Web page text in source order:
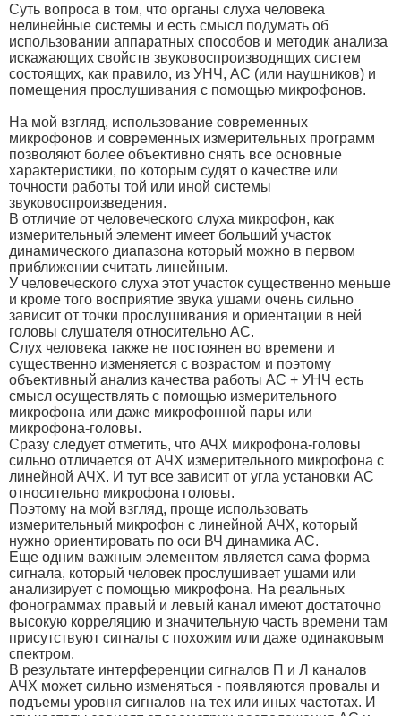
Суть вопроса в том, что органы слуха человека
нелинейные системы и есть смысл подумать об
использовании аппаратных способов и методик анализа
искажающих свойств звуковоспроизводящих систем
состоящих, как правило, из УНЧ, АС (или наушников) и
помещения прослушивания с помощью микрофонов.
На мой взгляд, использование современных
микрофонов и современных измерительных программ
позволяют более объективно снять все основные
характеристики, по которым судят о качестве или
точности работы той или иной системы
звуковоспроизведения.
В отличие от человеческого слуха микрофон, как
измерительный элемент имеет больший участок
динамического диапазона который можно в первом
приближении считать линейным.
У человеческого слуха этот участок существенно меньше
и кроме того восприятие звука ушами очень сильно
зависит от точки прослушивания и ориентации в ней
головы слушателя относительно АС.
Слух человека также не постоянен во времени и
существенно изменяется с возрастом и поэтому
объективный анализ качества работы АС + УНЧ есть
смысл осуществлять с помощью измерительного
микрофона или даже микрофонной пары или
микрофона-головы.
Сразу следует отметить, что АЧХ микрофона-головы
сильно отличается от АЧХ измерительного микрофона с
линейной АЧХ. И тут все зависит от угла установки АС
относительно микрофона головы.
Поэтому на мой взгляд, проще использовать
измерительный микрофон с линейной АЧХ, который
нужно ориентировать по оси ВЧ динамика АС.
Еще одним важным элементом является сама форма
сигнала, который человек прослушивает ушами или
анализирует с помощью микрофона. На реальных
фонограммах правый и левый канал имеют достаточно
высокую корреляцию и значительную часть времени там
присутствуют сигналы с похожим или даже одинаковым
спектром.
В результате интерференции сигналов П и Л каналов
АЧХ может сильно изменяться - появляются провалы и
подъемы уровня сигналов на тех или иных частотах. И